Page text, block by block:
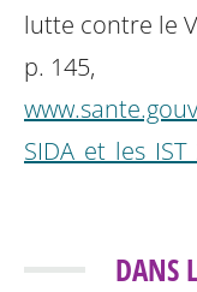
lutte contre le
p. 145,
DANS